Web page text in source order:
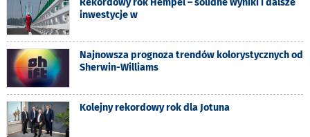
inwestycje w
Najnowsza prognoza trendów kolorystycznych od
Sherwin-Williams
Kolejny rekordowy rok dla Jotuna